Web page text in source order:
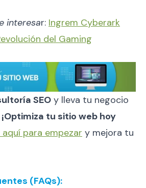
interesar: Ingrem Cyberark
del Gaming
SEO y lleva tu negocio
¡Optimiza tu sitio web hoy
aquí para empezar y mejora tu
(FAQs):